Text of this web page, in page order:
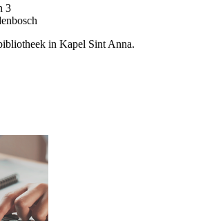
3
in Kapel Sint Anna.